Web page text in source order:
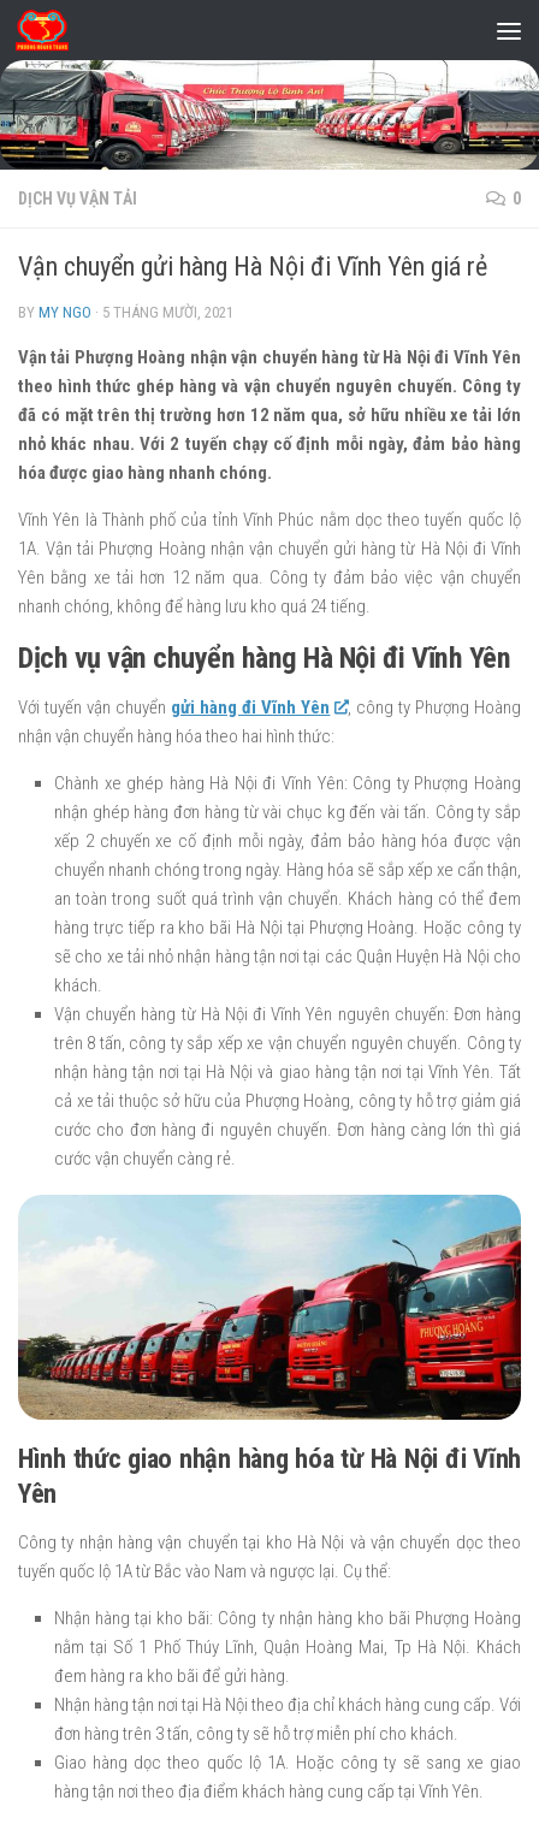
Skip to content
DỊCH VỤ VẬN TẢI 0
Vận chuyển gửi hàng Hà Nội đi Vĩnh Yên giá rẻ
BY MY NGO · 5 THÁNG MƯỜI, 2021
Vận tải Phượng Hoàng nhận vận chuyển hàng từ Hà Nội đi Vĩnh Yên
theo hình thức ghép hàng và vận chuyển nguyên chuyến. Công ty
đã có mặt trên thị trường hơn 12 năm qua, sở hữu nhiều xe tải lớn
nhỏ khác nhau. Với 2 tuyến chạy cố định mỗi ngày, đảm bảo hàng
hóa được giao hàng nhanh chóng.
Vĩnh Yên là Thành phố của tỉnh Vĩnh Phúc nằm dọc theo tuyến quốc lộ
1A. Vận tải Phượng Hoàng nhận vận chuyển gửi hàng từ Hà Nội đi Vĩnh
Yên bằng xe tải hơn 12 năm qua. Công ty đảm bảo việc vận chuyển
nhanh chóng, không để hàng lưu kho quá 24 tiếng.
Dịch vụ vận chuyển hàng Hà Nội đi Vĩnh Yên
Với tuyến vận chuyển gửi hàng đi Vĩnh Yên
, công ty Phượng Hoàng
nhận vận chuyển hàng hóa theo hai hình thức:
Chành xe ghép hàng Hà Nội đi Vĩnh Yên: Công ty Phượng Hoàng
nhận ghép hàng đơn hàng từ vài chục kg đến vài tấn. Công ty sắp
xếp 2 chuyến xe cố định mỗi ngày, đảm bảo hàng hóa được vận
chuyển nhanh chóng trong ngày. Hàng hóa sẽ sắp xếp xe cẩn thận,
an toàn trong suốt quá trình vận chuyển. Khách hàng có thể đem
hàng trực tiếp ra kho bãi Hà Nội tại Phượng Hoàng. Hoặc công ty
sẽ cho xe tải nhỏ nhận hàng tận nơi tại các Quận Huyện Hà Nội cho
khách.
Vận chuyển hàng từ Hà Nội đi Vĩnh Yên nguyên chuyến: Đơn hàng
trên 8 tấn, công ty sắp xếp xe vận chuyển nguyên chuyến. Công ty
nhận hàng tận nơi tại Hà Nội và giao hàng tận nơi tại Vĩnh Yên. Tất
cả xe tải thuộc sở hữu của Phượng Hoàng, công ty hỗ trợ giảm giá
cước cho đơn hàng đi nguyên chuyến. Đơn hàng càng lớn thì giá
cước vận chuyển càng rẻ.
Hình thức giao nhận hàng hóa từ Hà Nội đi Vĩnh
Yên
Công ty nhận hàng vận chuyển tại kho Hà Nội và vận chuyển dọc theo
tuyến quốc lộ 1A từ Bắc vào Nam và ngược lại. Cụ thể:
Nhận hàng tại kho bãi: Công ty nhận hàng kho bãi Phượng Hoàng
nằm tại Số 1 Phố Thúy Lĩnh, Quận Hoàng Mai, Tp Hà Nội. Khách
đem hàng ra kho bãi để gửi hàng.
Nhận hàng tận nơi tại Hà Nội theo địa chỉ khách hàng cung cấp. Với
đơn hàng trên 3 tấn, công ty sẽ hỗ trợ miễn phí cho khách.
Giao hàng dọc theo quốc lộ 1A. Hoặc công ty sẽ sang xe giao
hàng tận nơi theo địa điểm khách hàng cung cấp tại Vĩnh Yên.